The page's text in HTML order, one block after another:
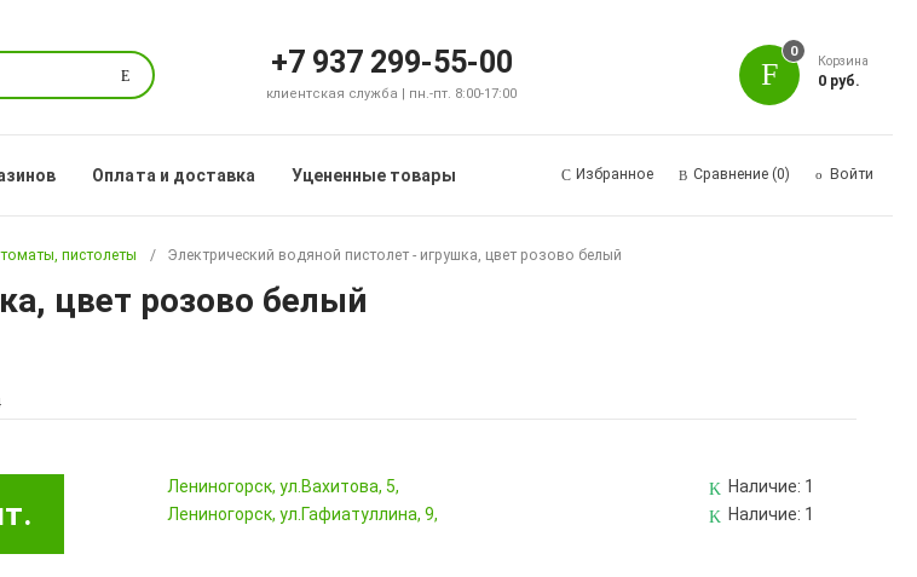
Поиск +7 937 299-55-00
клиентская служба | пн.-пт. 8:00-17:00
0
Корзина
0 руб.
Оплата и доставка Уцененные товары Избранное Сравнение (0) Войти
пистолеты Электрический водяной пистолет - игрушка, цвет розово белый
цвет розово белый
Лениногорск, ул.Вахитова, 5, Наличие: 1
Лениногорск, ул.Гафиатуллина, 9,
Наличие: 1